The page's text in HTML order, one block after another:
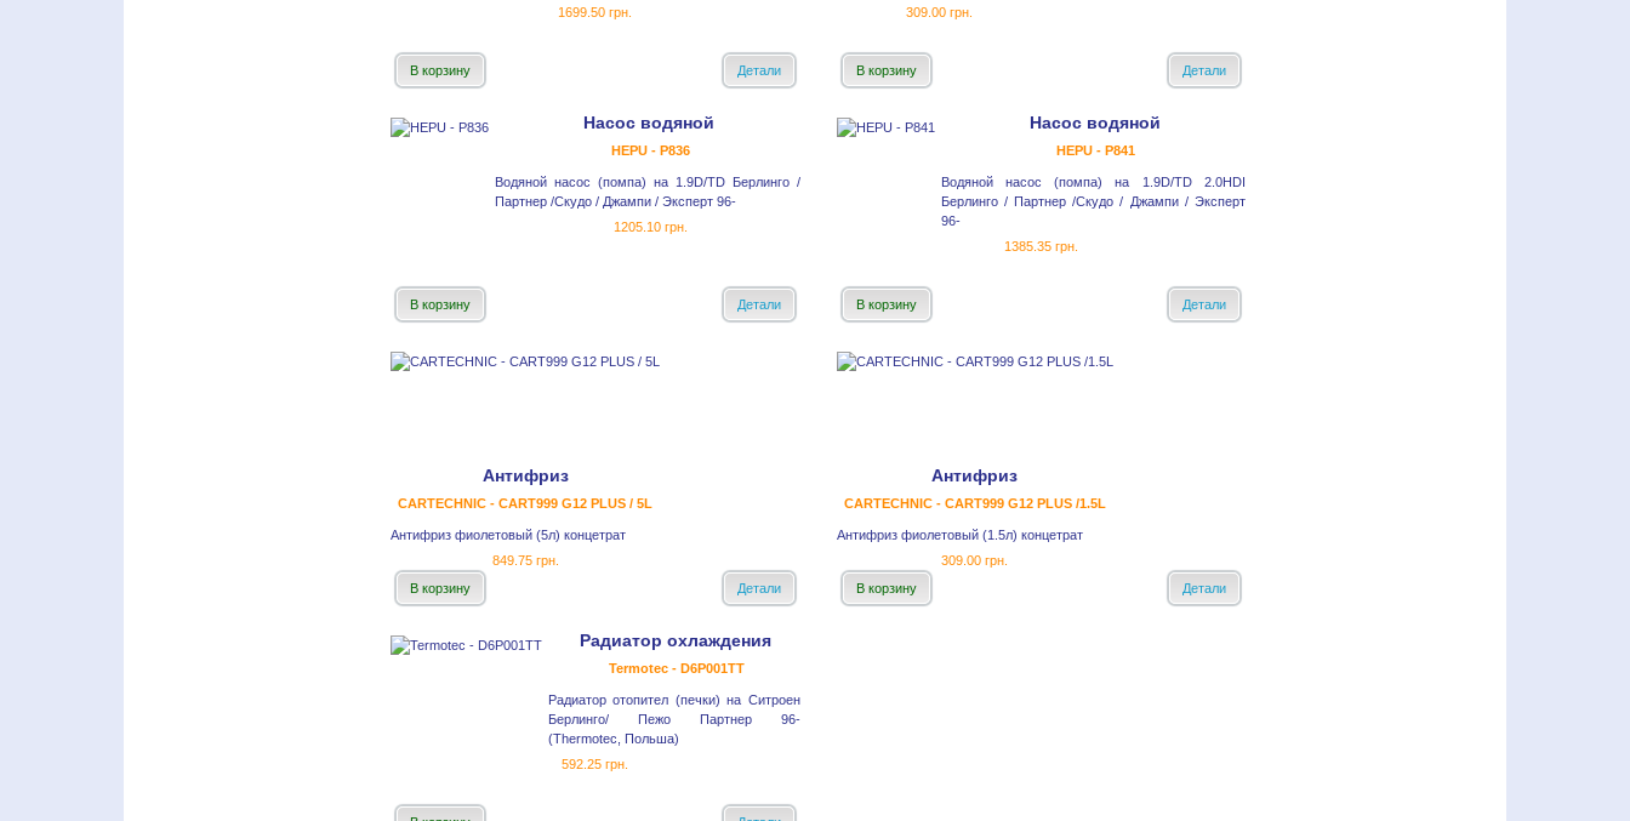
1699.50 грн.
В корзину Детали
309.00 грн.
В корзину Детали
Насос водяной
HEPU - P836
Водяной насос (помпа) на 1.9D/TD Берлинго /
Партнер /Скудо / Джампи / Эксперт 96-
1205.10 грн.
В корзину Детали
Насос водяной
HEPU - P841
Водяной насос (помпа) на 1.9D/TD 2.0HDI
Берлинго / Партнер /Скудо / Джампи / Эксперт
96-
1385.35 грн.
В корзину Детали
Антифриз
CARTECHNIC - CART999 G12 PLUS / 5L
Антифриз фиолетовый (5л) концетрат
849.75 грн.
В корзину
Детали
Антифриз
CARTECHNIC - CART999 G12 PLUS /1.5L
Антифриз фиолетовый (1.5л) концетрат
309.00 грн.
В корзину
Детали
Радиатор охлаждения
Termotec - D6P001TT
Радиатор отопител (печки) на Ситроен
Берлинго/ Пежо Партнер 96-
(Thermotec, Польша)
592.25 грн.